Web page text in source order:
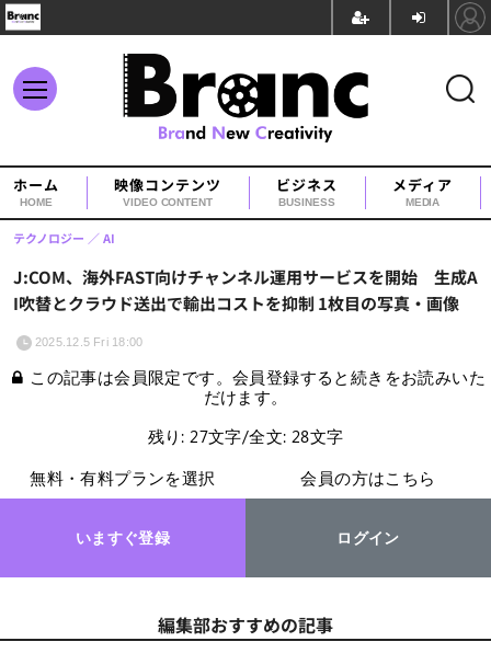
ホーム
HOME
映像コンテンツ
VIDEO CONTENT
ビジネス
BUSINESS
メディア
MEDIA
J:COM、海外FAST向けチャンネル運用サービスを開始 生成A
I吹替とクラウド送出で輸出コストを抑制 1枚目の写真・画像
テクノロジー AI
2025.12.5 Fri 18:00
この記事は会員限定です。会員登録すると続きをお読みいた
だけます。
残り: 27文字/全文: 28文字
無料・有料プランを選択
いますぐ登録
会員の方はこちら
ログイン
編集部おすすめの記事